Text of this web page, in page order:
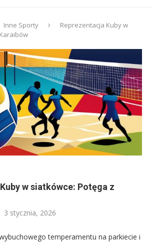
Inne Sporty
Reprezentacja Kuby w
w siatkówce: Potęga z
3 stycznia, 2026
temperamentu na parkiecie i